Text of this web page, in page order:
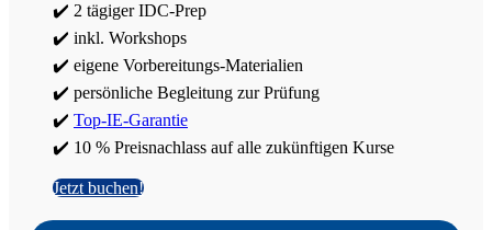
✔️ 2 tägiger IDC-Prep
✔️ inkl. Workshops
✔️ eigene Vorbereitungs-Materialien
✔️ persönliche Begleitung zur Prüfung
✔️ Top-IE-Garantie
✔️ 10 % Preisnachlass auf alle zukünftigen Kurse
Jetzt buchen!